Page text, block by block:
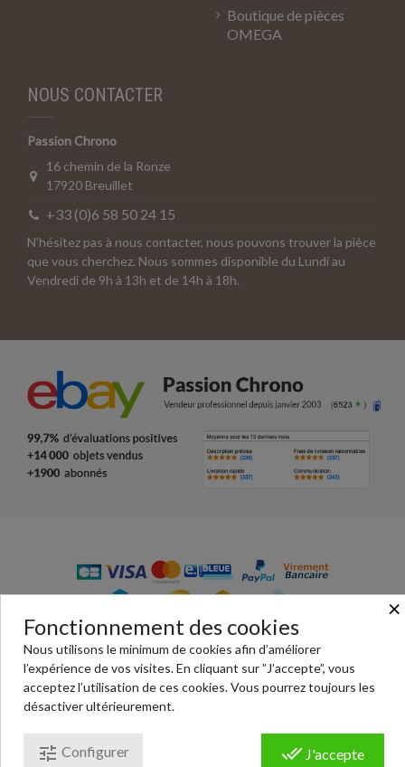
Boutique de pièces
OMEGA
NOUS CONTACTER
Passion Chrono
16 chemin de la Ronze
17920 Breuillet
+33 (0)6 58 50 24 15
N’hésitez pas à nous contacter, nous pouvons trouver la pièce
que vous cherchez. Nous sommes disponible du Lundi au
Vendredi de 9h à 13h et de 14h à 18h.
© Passion Chrono - votre boutique en ligne de vente de
pièces détachées de montres : habillage, bracelet, écrins,
outils, montres… Paiement 100% sécurisé.
Conditions générales de ventes
Politique de confidentialité
|Cookies
×
Fonctionnement des cookies
Nous utilisons le minimum de cookies afin d’améliorer
l’expérience de vos visites. En cliquant sur ”J’accepte”, vous
acceptez l’utilisation de ces cookies. Vous pourrez toujours les
désactiver ultérieurement.
done_all J'accepte
tune Configurer